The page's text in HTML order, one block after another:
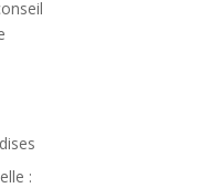
: